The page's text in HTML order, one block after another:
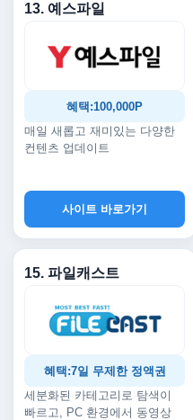
13. 예스파일
혜택:100,000P
매일 새롭고 재미있는 다양한
컨텐츠 업데이트
사이트 바로가기
15. 파일캐스트
혜택:7일 무제한 정액권
세분화된 카테고리로 탐색이
빠르고, PC 환경에서 동영상